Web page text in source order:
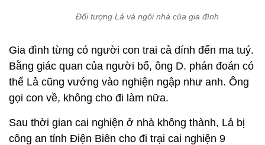
Đối tượng Lả và ngôi nhà của gia đình
Gia đình từng có người con trai cả dính đến ma tuý.
Bằng giác quan của người bố, ông D. phán đoán có
thể Lả cũng vướng vào nghiện ngập như anh. Ông
gọi con về, không cho đi làm nữa.
Sau thời gian cai nghiện ở nhà không thành, Lả bị
công an tỉnh Điện Biên cho đi trại cai nghiện 9